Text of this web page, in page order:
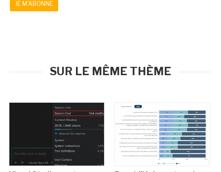
JE M'ABONNE
SUR LE MÊME THÈME